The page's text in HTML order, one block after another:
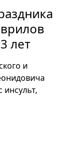
лет
и
инсульт,